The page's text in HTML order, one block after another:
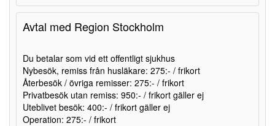
Avtal med Region Stockholm
Du betalar som vid ett offentligt sjukhus
Nybesök, remiss från husläkare: 275:- / frikort
Återbesök / övriga remisser: 275:- / frikort
Privatbesök utan remiss: 950:- / frikort gäller ej
Uteblivet besök: 400:- / frikort gäller ej
Operation: 275:- / frikort